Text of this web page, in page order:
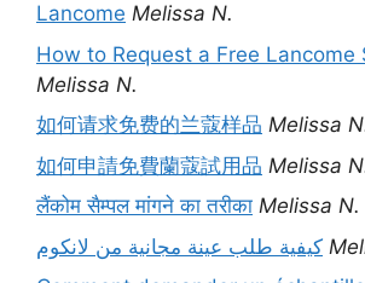
Lancome Melissa N.
How to Request a Free Lancome
Melissa N.
如何请求免费的兰蔻样品 Melissa
如何申請免費蘭蔻試用品 Melissa
लैंकोम सैम्पल मांगने का तरीका Melissa N.
كيفية طلب عينة مجانية من لانكوم